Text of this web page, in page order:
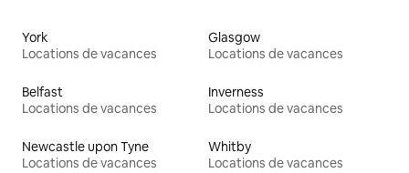
York
Locations de vacances
Glasgow
Locations de vacances
Belfast
Locations de vacances
Inverness
Locations de vacances
Newcastle upon Tyne
Locations de vacances
Whitby
Locations de vacances